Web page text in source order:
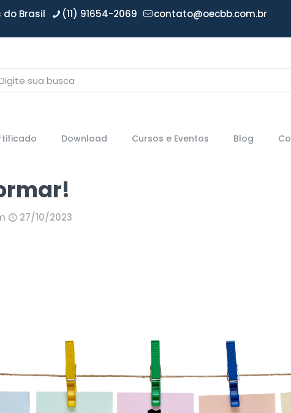
Brasil (11) 91654-2069 contato@oecbb.com.br
Download Cursos e Eventos Blog
27/10/2023